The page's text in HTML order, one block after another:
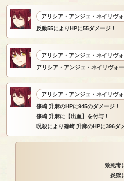
アリシア・アンジェ・ネイリヴ
反動55によりHPに55ダメージ！
アリシア・アンジェ・ネイリヴ
アリシア・アンジェ・ネイリヴォ
アリシア・アンジェ・ネイリヴ
篠崎 升麻のHPに945のダメージ！
篠崎 升麻に【出血】を付与！
呪殺により篠崎 升麻のHPに396ダ
致死毒
炎獄